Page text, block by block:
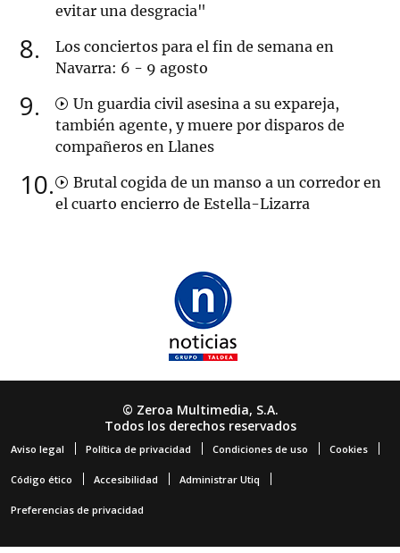
evitar una desgracia"
8
Los conciertos para el fin de semana en
Navarra: 6 - 9 agosto
9
Un guardia civil asesina a su expareja,
también agente, y muere por disparos de
compañeros en Llanes
10
Brutal cogida de un manso a un corredor en
el cuarto encierro de Estella-Lizarra
© Zeroa Multimedia, S.A.
Todos los derechos reservados
Aviso legal Política de privacidad Condiciones de uso Cookies
Código ético Accesibilidad Administrar Utiq
Preferencias de privacidad